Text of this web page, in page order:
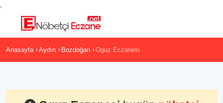
Anasayfa Aydın Bozdoğan Oguz Eczanesi